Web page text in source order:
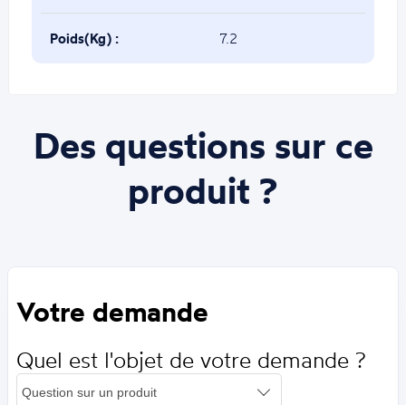
Poids(Kg) : 7.2
Des questions sur ce
produit ?
Votre demande
Quel est l'objet de votre demande ?